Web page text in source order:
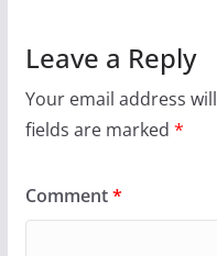
Leave a Reply
Your email address
fields are marked *
Comment*